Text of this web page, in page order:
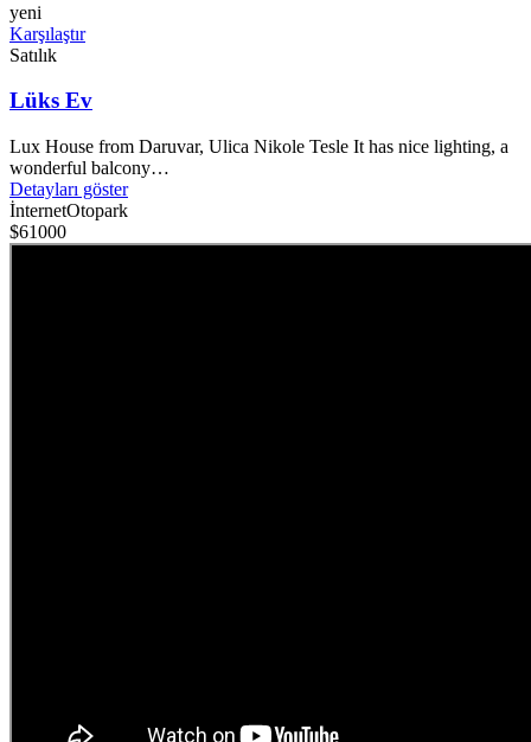
yeni
Karşılaştır
Satılık
Lüks Ev
Lux House from Daruvar, Ulica Nikole Tesle It has nice lighting, a
wonderful balcony…
Detayları göster
İnternetOtopark
$61000